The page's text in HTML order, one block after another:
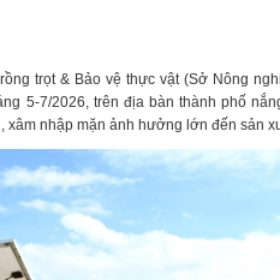
trọt & Bảo vệ thực vật (Sở Nông
5-7/2026, trên địa bàn thành phố
nhập mặn ảnh hưởng lớn đến sản